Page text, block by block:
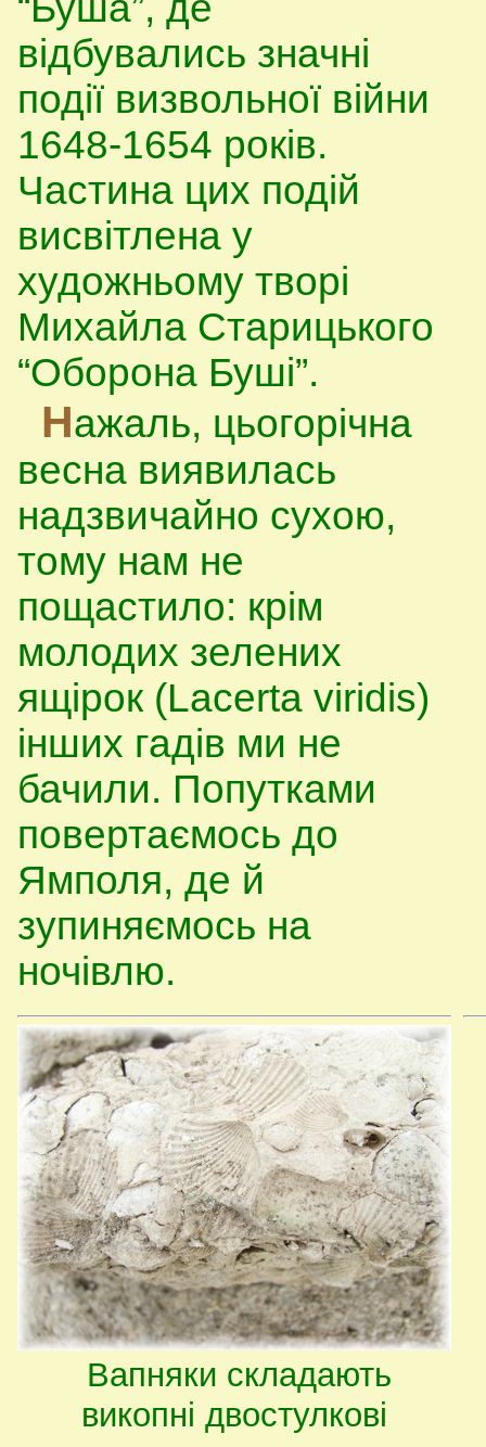
відбувались значні
події визвольної війни
1648-1654 років.
Частина цих подій
висвітлена у
художньому творі
Михайла Старицького
“Оборона Буші”.
Нажаль, цьогорічна
весна виявилась
надзвичайно сухою,
тому нам не
пощастило: крім
молодих зелених
ящірок (Lacerta viridis)
інших гадів ми не
бачили. Попутками
повертаємось до
Ямполя, де й
зупиняємось на
ночівлю.
Вапняки складають
викопні двостулкові